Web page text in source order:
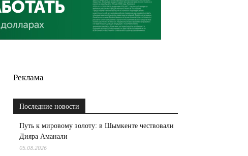
Реклама
Последние новости
Путь к мировому золоту: в Шымкенте чествовали
Дияра Аманали
05.08.2026